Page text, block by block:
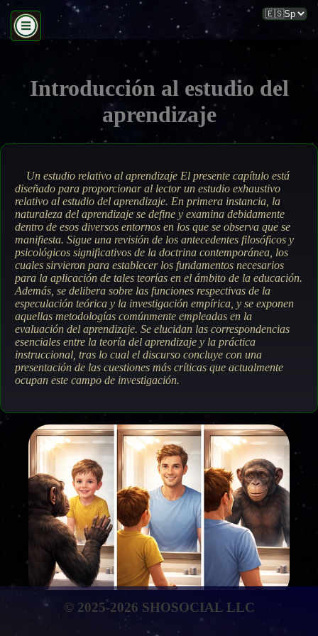
Introducción al estudio del
aprendizaje
Un estudio relativo al aprendizaje El presente capítulo está
diseñado para proporcionar al lector un estudio exhaustivo
relativo al estudio del aprendizaje. En primera instancia, la
naturaleza del aprendizaje se define y examina debidamente
dentro de esos diversos entornos en los que se observa que se
manifiesta. Sigue una revisión de los antecedentes filosóficos y
psicológicos significativos de la doctrina contemporánea, los
cuales sirvieron para establecer los fundamentos necesarios
para la aplicación de tales teorías en el ámbito de la educación.
Además, se delibera sobre las funciones respectivas de la
especulación teórica y la investigación empírica, y se exponen
aquellas metodologías comúnmente empleadas en la
evaluación del aprendizaje. Se elucidan las correspondencias
esenciales entre la teoría del aprendizaje y la práctica
instruccional, tras lo cual el discurso concluye con una
presentación de las cuestiones más críticas que actualmente
ocupan este campo de investigación.
Percepción y autopercepción
© 2025-2026 SHOSOCIAL LLC